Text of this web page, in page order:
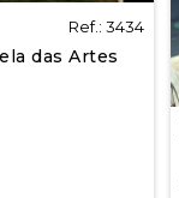
Ref.: 3434
das Artes